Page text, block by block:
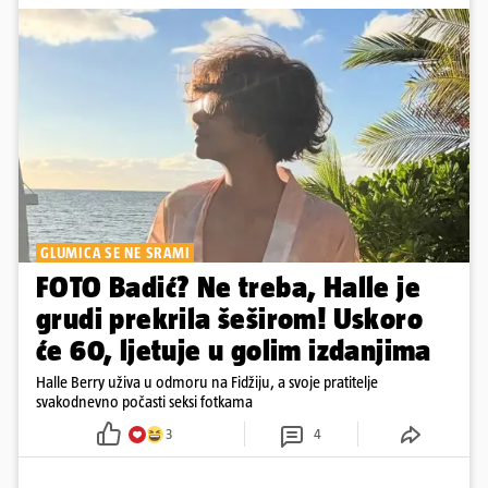
GLUMICA SE NE SRAMI
FOTO Badić? Ne treba, Halle je
grudi prekrila šeširom! Uskoro
će 60, ljetuje u golim izdanjima
Halle Berry uživa u odmoru na Fidžiju, a svoje pratitelje
svakodnevno počasti seksi fotkama
3 4